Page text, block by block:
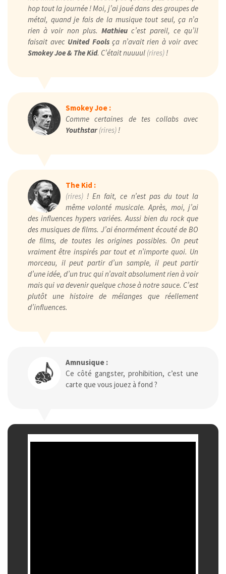
hop tout la journée ! Moi, j’ai joué dans des groupes de
métal, quand je fais de la musique tout seul, ça n’a
rien à voir non plus.Mathieu c’est pareil, ce qu’il
faisait avec United Foolsça n’avait rien à voir avec
Smokey Joe & The Kid. C’était nuuuul (rires)!
Smokey Joe :
Comme certaines de tes collabs avec
Youthstar (rires)!
The Kid :
(rires) ! En fait, ce n’est pas du tout la
même volonté musicale. Après, moi, j’ai
des influences hypers variées. Aussi bien du rock que
des musiques de films. J’ai énormément écouté de BO
de films, de toutes les origines possibles. On peut
vraiment être inspirés par tout et n’importe quoi. Un
morceau, il peut partir d’un sample, il peut partir
d’une idée, d’un truc qui n’avait absolument rien à voir
mais qui va devenir quelque chose à notre sauce. C’est
plutôt une histoire de mélanges que réellement
d’influences.
Amnusique :
Ce côté gangster, prohibition, c’est une
carte que vous jouez à fond ?